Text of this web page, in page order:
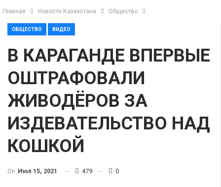
Главная Новости Казахстана Общество
ОБЩЕСТВО ВИДЕО
В КАРАГАНДЕ ВПЕРВЫЕ
ОШТРАФОВАЛИ
ЖИВОДЁРОВ ЗА
ИЗДЕВАТЕЛЬСТВО НАД
КОШКОЙ
On Июл 15, 2021 479 0